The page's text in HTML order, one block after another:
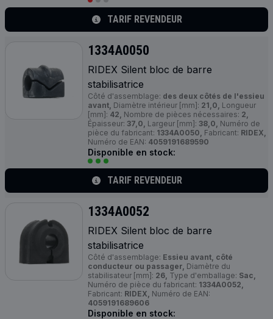
TARIF REVENDEUR
1334A0050
RIDEX Silent bloc de barre
stabilisatrice
Côté d'assemblage: des deux côtés de l'essieu
avant, Diamètre intérieur [mm]: 21,0, Longueur
[mm]: 42, Nombre de pièces nécessaires: 2,
Épaisseur: 37,0, Largeur [mm]: 38,0, Numéro de
pièce du fabricant: 1334A0050, Fabricant: RIDEX,
Numéro de EAN: 4059191689590
Disponible en stock:
TARIF REVENDEUR
1334A0052
RIDEX Silent bloc de barre
stabilisatrice
Côté d'assemblage: Essieu avant, côté
conducteur ou passager, Diamètre du
stabilisateur [mm]: 26, Type d'emballage: Sac,
Numéro de pièce du fabricant: 1334A0052,
Fabricant: RIDEX, Numéro de EAN:
4059191689606
Disponible en stock: